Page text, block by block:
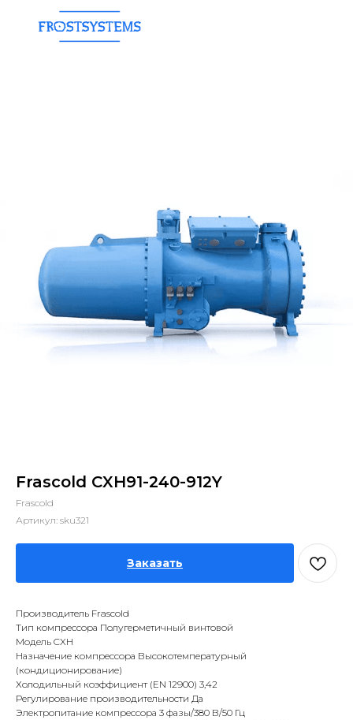
Frascold CXH91-240-912Y
Frascold
Артикул: sku321
Заказать
Производитель Frascold
Тип компрессора Полугерметичный винтовой
Модель CXH
Назначение компрессора Высокотемпературный
(кондиционирование)
Холодильный коэффициент (EN 12900) 3,42
Регулирование производительности Да
Электропитание компрессора 3 фазы/380 В/50 Гц